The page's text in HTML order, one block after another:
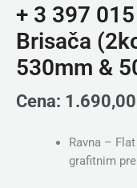
+ 3 397
Brisača
530mm &
Cena: 1.690,00
Ravna –
grafitnim